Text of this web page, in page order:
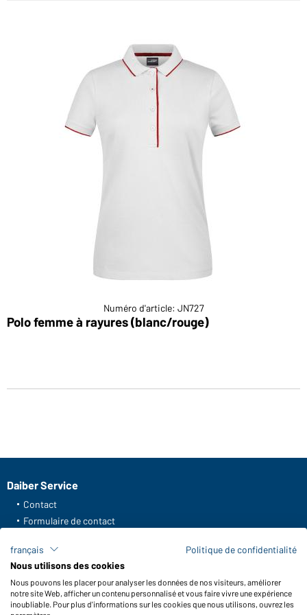
Numéro d'article: JN727
Polo femme à rayures (blanc/rouge)
Daiber Service
Contact
Formulaire de contact
FAQ / Manuel d' utilisation
Vérifier le stock
Reporting system according to whistleblower protection act
français
Politique de confidentialité
Nous utilisons des cookies
Nous pouvons les placer pour analyser les données de nos visiteurs, améliorer
notre site Web, afficher un contenu personnalisé et vous faire vivre une expérience
inoubliable. Pour plus d'informations sur les cookies que nous utilisons, ouvrez les